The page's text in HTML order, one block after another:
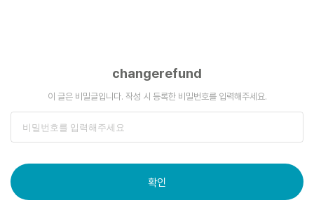
changerefund
이 글은 비밀글입니다. 작성 시 등록한 비밀번호를 입력해주세요.
확인